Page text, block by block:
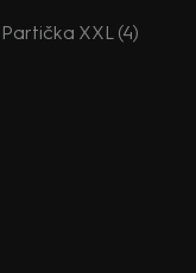
XXL (4)